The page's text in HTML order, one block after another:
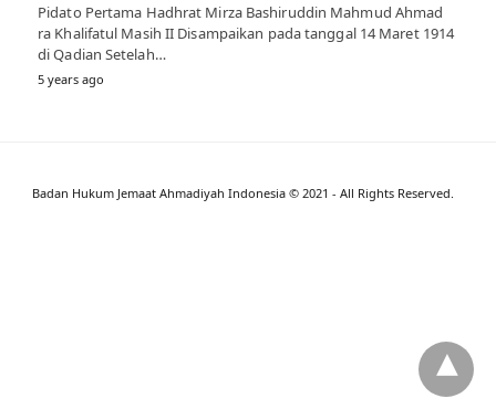
Pidato Pertama Hadhrat Mirza Bashiruddin Mahmud Ahmad
ra Khalifatul Masih II Disampaikan pada tanggal 14 Maret 1914
di Qadian Setelah…
5 years ago
Badan Hukum Jemaat Ahmadiyah Indonesia © 2021 - All Rights Reserved.